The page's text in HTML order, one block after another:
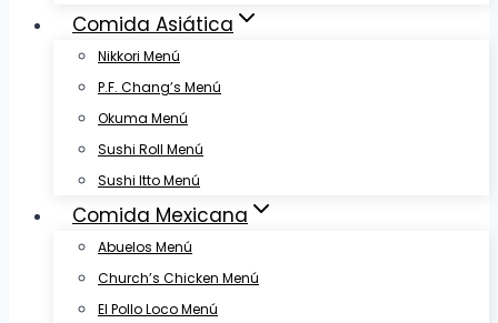
Comida Asiática
Nikkori Menú
P.F. Chang’s Menú
Okuma Menú
Sushi Roll Menú
Sushi Itto Menú
Comida Mexicana
Abuelos Menú
Church’s Chicken Menú
El Pollo Loco Menú